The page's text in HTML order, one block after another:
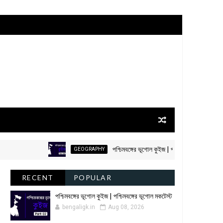
GEOGRAPHY পশ্চিমবঙ্গের ভূগোল কুইজ | পশ্চিমবঙ্গের ভূগোল মকটেস্ট
RECENT POPULAR
পশ্চিমবঙ্গের ভূগোল কুইজ | পশ্চিমবঙ্গের ভূগোল মকটেস্ট
bengaligk.in Aug 08, 2026